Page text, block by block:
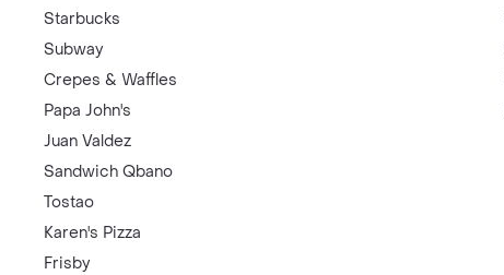
Starbucks
Subway
Crepes & Waffles
Papa John's
Juan Valdez
Sandwich Qbano
Tostao
Karen's Pizza
Frisby